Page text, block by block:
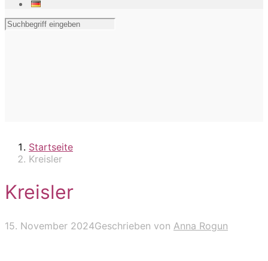
Startseite
Kreisler
Kreisler
15. November 2024Geschrieben von Anna Rogun